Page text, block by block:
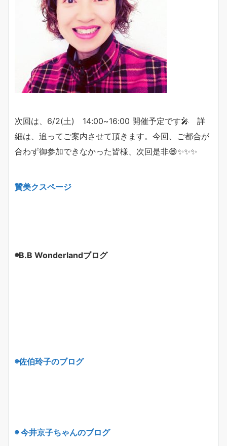
次回は、6/2(土) 14:00~16:00 開催予定です🎤 詳
細は、追ってご案内させて頂きます。今回、ご都合が
合わず御参加できなかった皆様、次回是非😄✨✨✨
賛美クスページ
◉B.B Wonderlandブログ
◉佐伯玲子のブログ
◉ 今井京子ちゃんのブログ